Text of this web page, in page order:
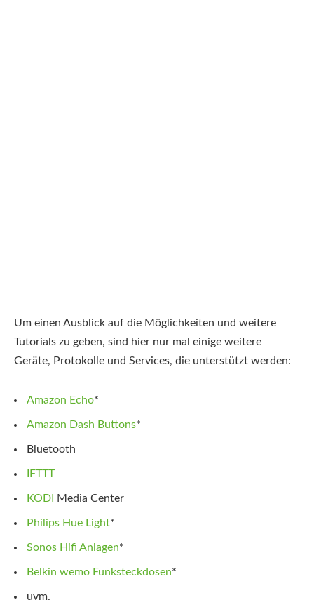
Um einen Ausblick auf die Möglichkeiten und weitere
Tutorials zu geben, sind hier nur mal einige weitere
Geräte, Protokolle und Services, die unterstützt werden:
Amazon Echo*
Amazon Dash Buttons*
Bluetooth
IFTTT
KODI Media Center
Philips Hue Light*
Sonos Hifi Anlagen*
Belkin wemo Funksteckdosen*
uvm.